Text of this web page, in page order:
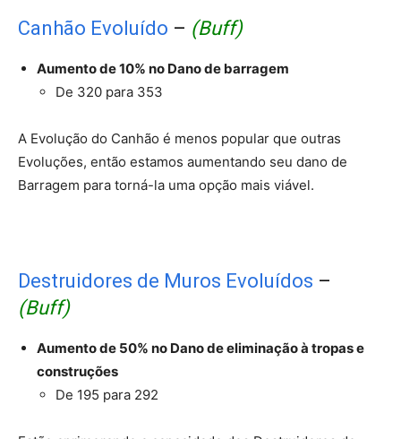
Canhão Evoluído – (Buff)
Aumento de 10% no Dano de barragem
De 320 para 353
A Evolução do Canhão é menos popular que outras
Evoluções, então estamos aumentando seu dano de
Barragem para torná-la uma opção mais viável.
Destruidores de Muros Evoluídos –
(Buff)
Aumento de 50% no Dano de eliminação à tropas e
construções
De 195 para 292